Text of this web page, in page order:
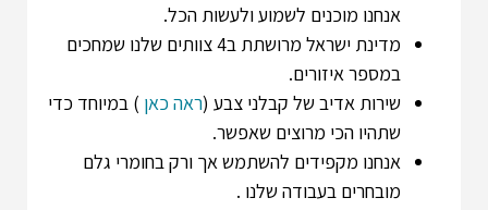
אנחנו מוכנים לשמוע ולעשות הכל.
מדינת ישראל מרושתת ב4 צוותים שלנו שמחכים
במספר איזורים.
שירות אדיב של קבלני צבע (ראה כאן ) במיוחד כדי
שתהיו הכי מרוצים שאפשר.
אנחנו מקפידים להשתמש אך ורק בחומרי גלם
מובחרים בעבודה שלנו .